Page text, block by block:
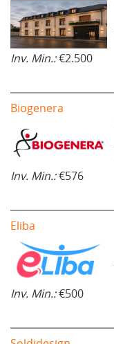
Inv. Min.:€2.500
Biogenera
Inv. Min.:€576
Eliba
Inv. Min.:€500